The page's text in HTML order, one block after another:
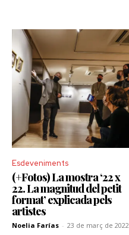
Esdeveniments
(+Fotos) La mostra ‘22 x
22. La magnitud del petit
format’ explicada pels
artistes
Noelia Farías - 23 de març de 2022